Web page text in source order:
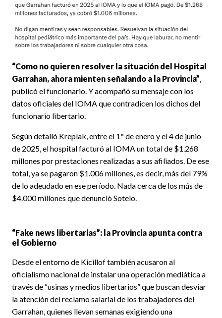
“Como no quieren resolver la situación del Hospital
Garrahan, ahora mienten señalando a la Provincia”
publicó el funcionario. Y acompañó su mensaje con los
datos oficiales del IOMA que contradicen los dichos del
funcionario libertario.
Según detalló Kreplak, entre el 1° de enero y el 4 de junio
de 2025, el hospital facturó al IOMA un total de $1.268
millones por prestaciones realizadas a sus afiliados. De ese
total, ya se pagaron $1.006 millones, es decir, más del 79%
de lo adeudado en ese período. Nada cerca de los más de
$4.000 millones que denunció Sotelo.
“Fake news libertarias”: la Provincia apunta contra
el Gobierno
Desde el entorno de Kicillof también acusaron al
oficialismo nacional de instalar una operación mediática a
través de “usinas y medios libertarios” que buscan desviar
la atención del reclamo salarial de los trabajadores del
Garrahan, quienes llevan semanas exigiendo una